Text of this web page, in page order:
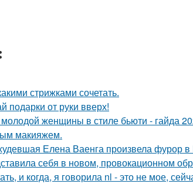
стрижками сочетать.
подарки от руки вверх!
женщины в стиле бьюти - гайда
макияжем.
Елена Ваенга произвела фурор
себя в новом, провокационном
и когда, я говорила nl - это не мое,